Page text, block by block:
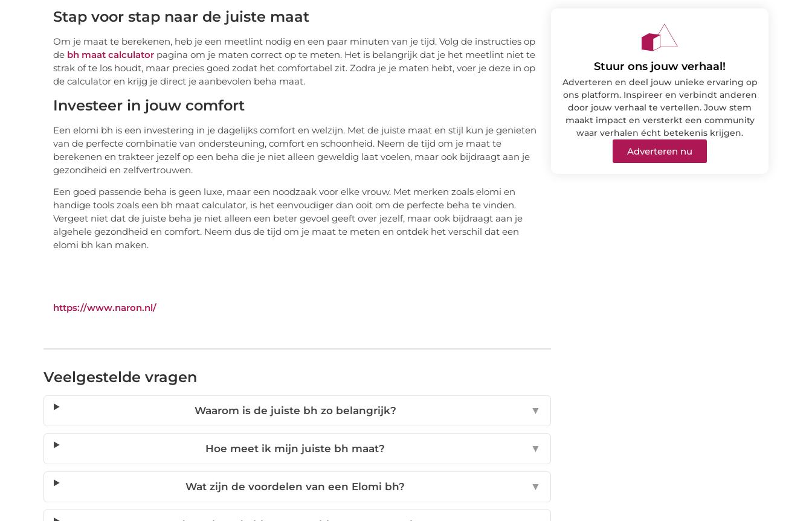
Stap voor stap naar de juiste maat
Om je maat te berekenen, heb je een meetlint nodig en een paar minuten van je tijd. Volg de instructies op
de bh maat calculator pagina om je maten correct op te meten. Het is belangrijk dat je het meetlint niet te
strak of te los houdt, maar precies goed zodat het comfortabel zit. Zodra je je maten hebt, voer je deze in op
de calculator en krijg je direct je aanbevolen beha maat.
Investeer in jouw comfort
Een elomi bh is een investering in je dagelijks comfort en welzijn. Met de juiste maat en stijl kun je genieten
van de perfecte combinatie van ondersteuning, comfort en schoonheid. Neem de tijd om je maat te
berekenen en trakteer jezelf op een beha die je niet alleen geweldig laat voelen, maar ook bijdraagt aan je
gezondheid en zelfvertrouwen.
Een goed passende beha is geen luxe, maar een noodzaak voor elke vrouw. Met merken zoals elomi en
handige tools zoals een bh maat calculator, is het eenvoudiger dan ooit om de perfecte beha te vinden.
Vergeet niet dat de juiste beha je niet alleen een beter gevoel geeft over jezelf, maar ook bijdraagt aan je
algehele gezondheid en comfort. Neem dus de tijd om je maat te meten en ontdek het verschil dat een
elomi bh kan maken.
https://www.naron.nl/
Veelgestelde vragen
Waarom is de juiste bh zo belangrijk? ▼
Hoe meet ik mijn juiste bh maat? ▼
Wat zijn de voordelen van een Elomi bh? ▼
Stuur ons jouw verhaal!
Adverteren en deel jouw unieke ervaring op
ons platform. Inspireer en verbindt anderen
door jouw verhaal te vertellen. Jouw stem
maakt impact en versterkt een community
waar verhalen écht betekenis krijgen.
Adverteren nu